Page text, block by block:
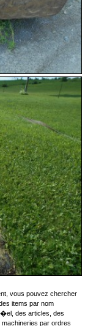
vous pouvez chercher
items par nom
des articles, des
par ordres